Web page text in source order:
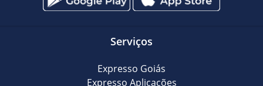
Serviços
Expresso Goiás
Expresso Aplicações